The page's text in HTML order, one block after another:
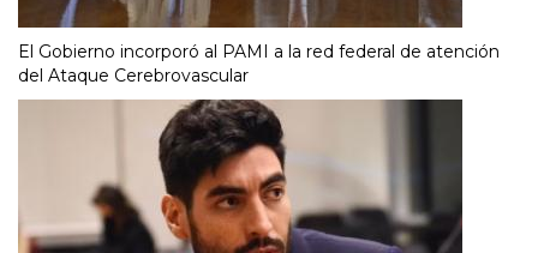
El Gobierno incorporó al PAMI a la red federal de atención
del Ataque Cerebrovascular